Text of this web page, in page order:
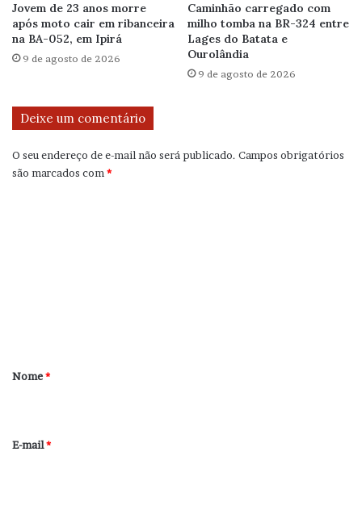
Jovem de 23 anos morre
após moto cair em ribanceira
na BA-052, em Ipirá
9 de agosto de 2026
Caminhão carregado com
milho tomba na BR-324 entre
Lages do Batata e
Ourolândia
9 de agosto de 2026
Deixe um comentário
O seu endereço de e-mail não será publicado. Campos obrigatórios
são marcados com*
r
*
Nome*
E-mail*